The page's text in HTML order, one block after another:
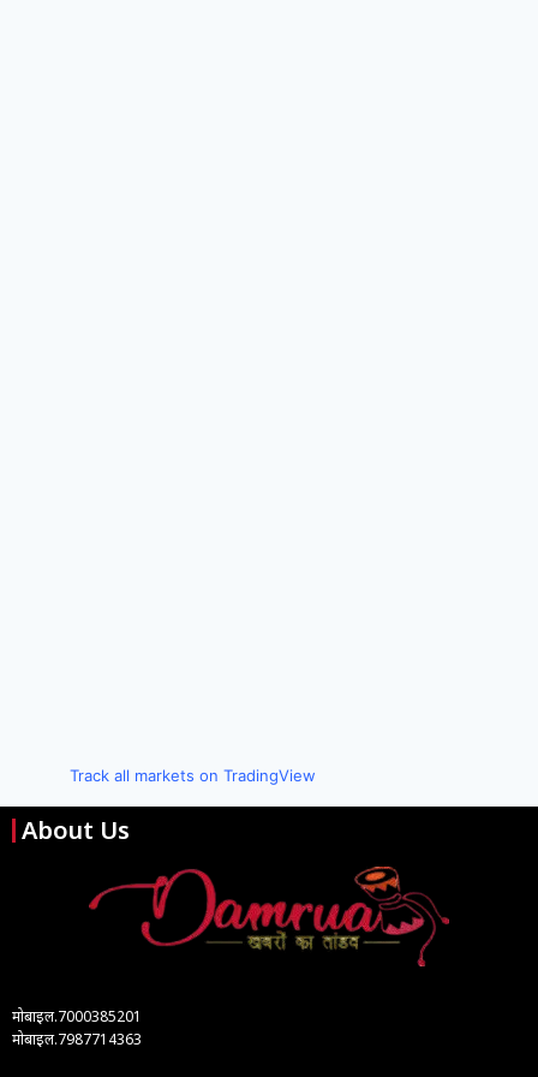
Track all markets on TradingView
About Us
मोबाइल.7000385201
मोबाइल.7987714363